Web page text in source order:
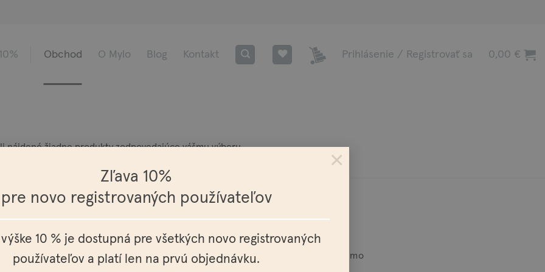
Zľava 10%
pre novo registrovaných používateľov
10 % je dostupná pre všetkých novo registrovaných
používateľov a platí len na prvú objednávku.
×
Obchod O Mylo Blog Kontakt Prihlásenie / Registrovať sa 0,00 €
nájdené žiadne produkty zodpovedajúce vášmu výberu.
Osobné vyzdvihnutie možné v
celej SR a ČR
Doprava nad 100€ zadarmo